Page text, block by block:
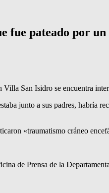
fue pateado por
San Isidro se encuentra
junto a sus padres, habría
«traumatismo cráneo
de Prensa de la